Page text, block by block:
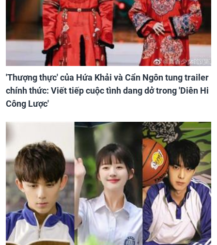
'Thượng thực' của Hứa Khải và Cẩn Ngôn tung trailer
chính thức: Viết tiếp cuộc tình dang dở trong 'Diên Hi
Công Lược'